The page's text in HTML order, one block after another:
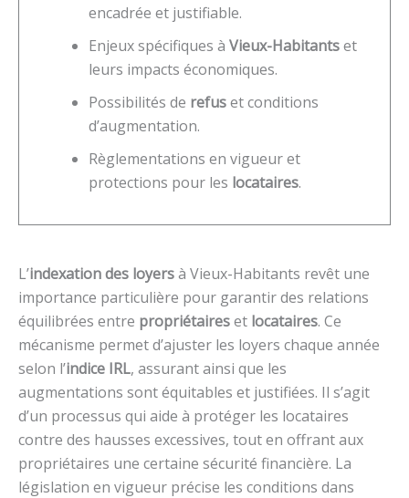
encadrée et justifiable.
Enjeux spécifiques à Vieux-Habitantset
leurs impacts économiques.
Possibilités de refuset conditions
d’augmentation.
Règlementations en vigueur et
protections pour les locataires.
L’indexation des loyersà Vieux-Habitants revêt une
importance particulière pour garantir des relations
équilibrées entre propriétaireset locataires. Ce
mécanisme permet d’ajuster les loyers chaque année
selon l’indice IRL, assurant ainsi que les
augmentations sont équitables et justifiées. Il s’agit
d’un processus qui aide à protéger les locataires
contre des hausses excessives, tout en offrant aux
propriétaires une certaine sécurité financière. La
législation en vigueur précise les conditions dans